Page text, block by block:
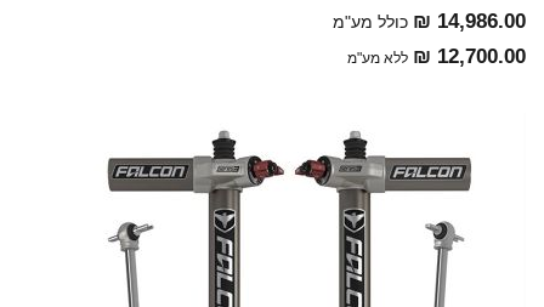
14,986.00 ₪ כולל מע"מ
12,700.00 ₪ ללא מע"מ